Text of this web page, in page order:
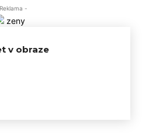
-
v obraze